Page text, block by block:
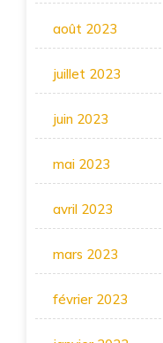
août 2023
juillet 2023
juin 2023
mai 2023
avril 2023
mars 2023
février 2023